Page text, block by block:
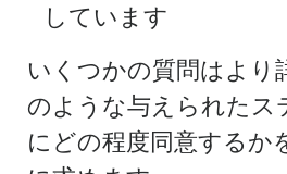
しています
いくつかの質問はより
のような与えられたス
にどの程度同意するか